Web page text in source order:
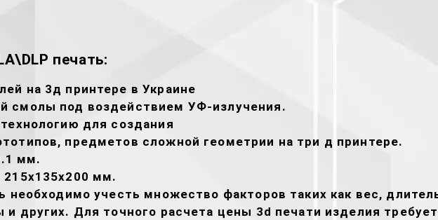
печать:
на 3д принтере в Украине
смолы под воздействием УФ-излучения.
для создания
предметов сложной геометрии на три д принтере.
мм.
215х135х200 мм.
необходимо учесть множество факторов таких как вес,
других. Для точного расчета цены 3d печати изделия